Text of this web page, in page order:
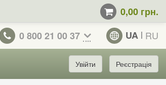
0,00 грн.
0 800 21 00 37 UA RU
Увійти Реєстрація